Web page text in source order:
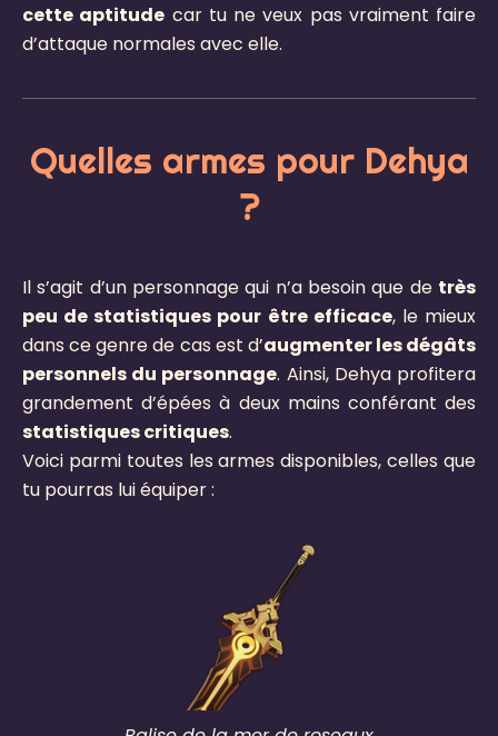
cette aptitude car tu ne veux pas vraiment faire
d’attaque normales avec elle.
Quelles armes pour Dehya
?
Il s’agit d’un personnage qui n’a besoin que de très
peu de statistiques pour être efficace, le mieux
dans ce genre de cas est d’augmenter les dégâts
personnels du personnage. Ainsi, Dehya profitera
grandement d’épées à deux mains conférant des
statistiques critiques.
Voici parmi toutes les armes disponibles, celles que
tu pourras lui équiper :